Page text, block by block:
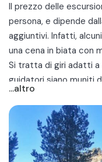
Il prezzo delle
persona, e dipende
aggiuntivi. Infatti,
una cena in biata con
Si tratta di giri adatti
guidatori siano muniti
inclusa, ed il tour è
accompagneranno nei
Scopri le migliori
Canazei, Moena,
Ponte di Legno!
...altro